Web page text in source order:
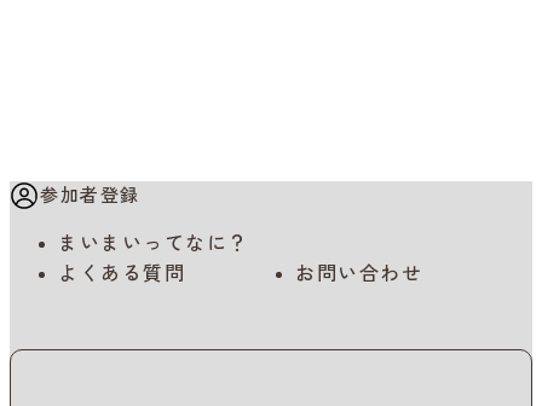
参加者登録
まいまいってなに？
よくある質問
お問い合わせ